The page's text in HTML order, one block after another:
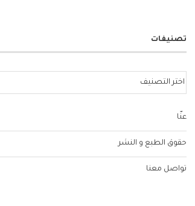
تصنيفات
عنّا
حقوق الطبع و النشر
تواصل معنا